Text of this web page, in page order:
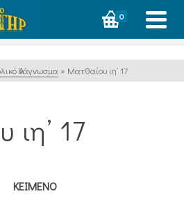
0
Ἀνάγνωσμα » Ματθαίου ιη’ 17
17
ΚΕΙΜΕΝΟ